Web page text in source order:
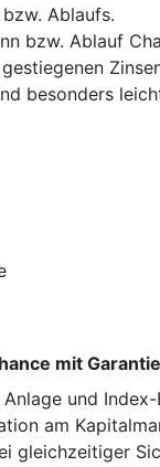
Ablaufs.
bzw. Ablauf
besonders
mit
und
am
gleichzeitiger